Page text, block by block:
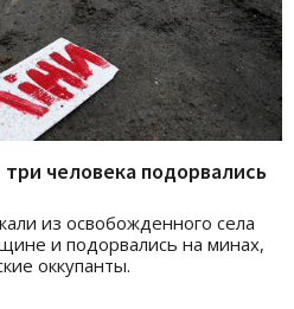
человека подорвались
из освобожденного села
и подорвались на минах,
оккупанты.